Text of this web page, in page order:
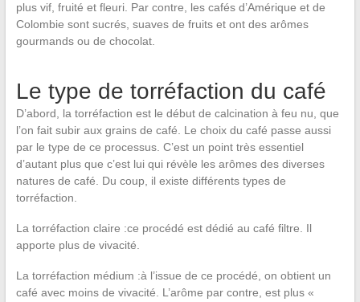
plus vif, fruité et fleuri. Par contre, les cafés d’Amérique et de
Colombie sont sucrés, suaves de fruits et ont des arômes
gourmands ou de chocolat.
Le type de torréfaction du café
D’abord, la torréfaction est le début de calcination à feu nu, que
l’on fait subir aux grains de café. Le choix du café passe aussi
par le type de ce processus. C’est un point très essentiel
d’autant plus que c’est lui qui révèle les arômes des diverses
natures de café. Du coup, il existe différents types de
torréfaction.
La torréfaction claire :ce procédé est dédié au café filtre. Il
apporte plus de vivacité.
La torréfaction médium :à l’issue de ce procédé, on obtient un
café avec moins de vivacité. L’arôme par contre, est plus «